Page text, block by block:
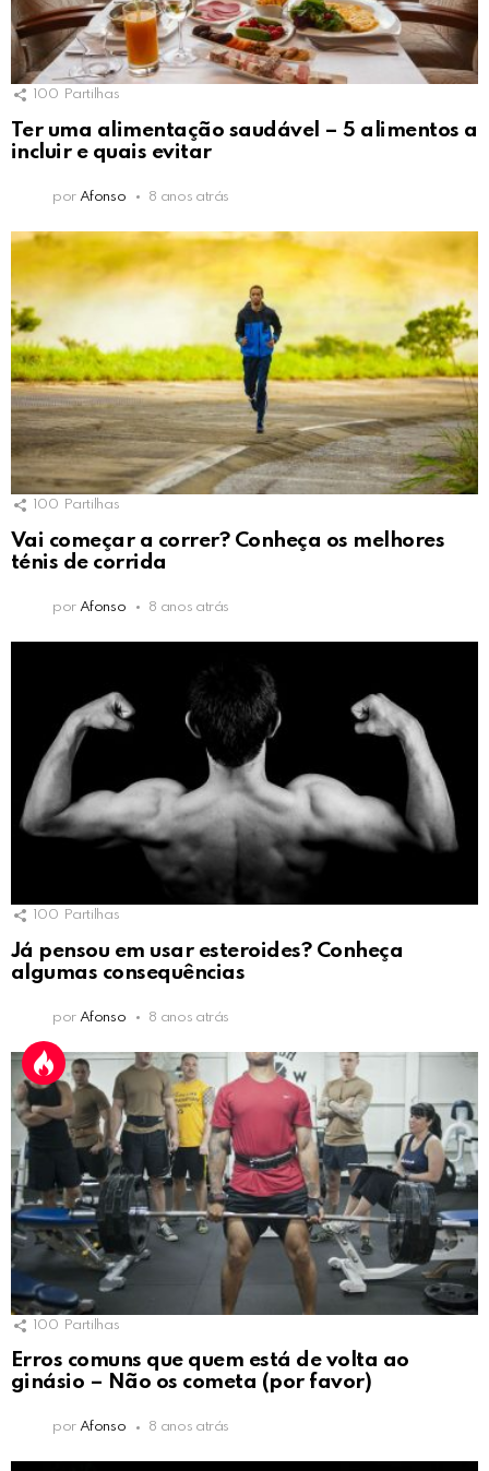
100 Partilhas
Ter uma alimentação saudável – 5 alimentos a
incluir e quais evitar
por Afonso 8 anos atrás
100 Partilhas
Vai começar a correr? Conheça os melhores
ténis de corrida
por Afonso 8 anos atrás
100 Partilhas
Já pensou em usar esteroides? Conheça
algumas consequências
por Afonso 8 anos atrás
100 Partilhas
Erros comuns que quem está de volta ao
ginásio – Não os cometa (por favor)
por Afonso 8 anos atrás